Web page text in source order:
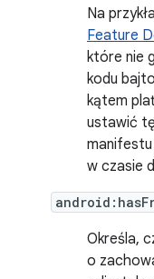
Na
Feature
które nie
kodu
kątem
ustawić
manifestu
w czasie
Określa,
o